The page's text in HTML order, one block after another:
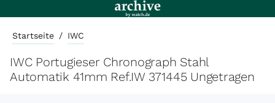
Startseite / IWC
IWC Portugieser Chronograph Stahl
Automatik 41mm Ref.IW 371445 Ungetragen